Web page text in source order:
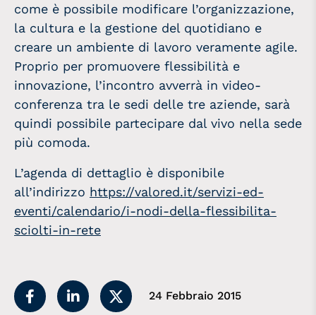
come è possibile modificare l’organizzazione,
la cultura e la gestione del quotidiano e
creare un ambiente di lavoro veramente agile.
Proprio per promuovere flessibilità e
innovazione, l’incontro avverrà in video-
conferenza tra le sedi delle tre aziende, sarà
quindi possibile partecipare dal vivo nella sede
più comoda.
L’agenda di dettaglio è disponibile
all’indirizzo https://valored.it/servizi-ed-
eventi/calendario/i-nodi-della-flessibilita-
sciolti-in-rete
24 Febbraio 2015